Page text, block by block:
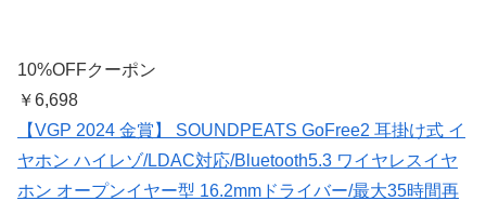
10%OFFクーポン
￥6,698
【VGP 2024 金賞】 SOUNDPEATS GoFree2 耳掛け式 イ
ヤホン ハイレゾ/LDAC対応/Bluetooth5.3 ワイヤレスイヤ
ホン オープンイヤー型 16.2mmドライバー/最大35時間再